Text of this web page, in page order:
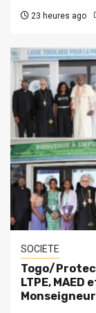
23 heures ago
SOCIETE
Togo/
LTPE,